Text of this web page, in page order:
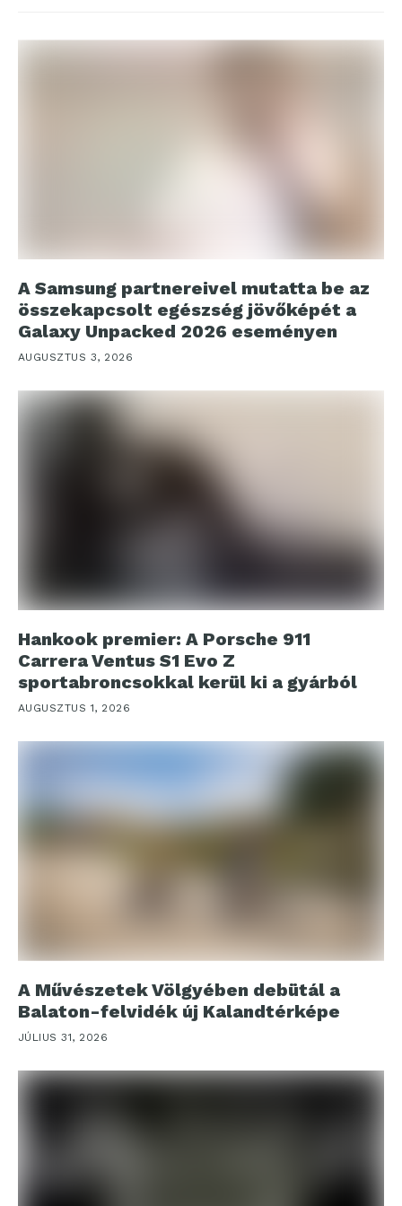
A Samsung partnereivel mutatta be az
összekapcsolt egészség jövőképét a
Galaxy Unpacked 2026 eseményen
AUGUSZTUS 3, 2026
Hankook premier: A Porsche 911
Carrera Ventus S1 Evo Z
sportabroncsokkal kerül ki a gyárból
AUGUSZTUS 1, 2026
A Művészetek Völgyében debütál a
Balaton-felvidék új Kalandtérképe
JÚLIUS 31, 2026